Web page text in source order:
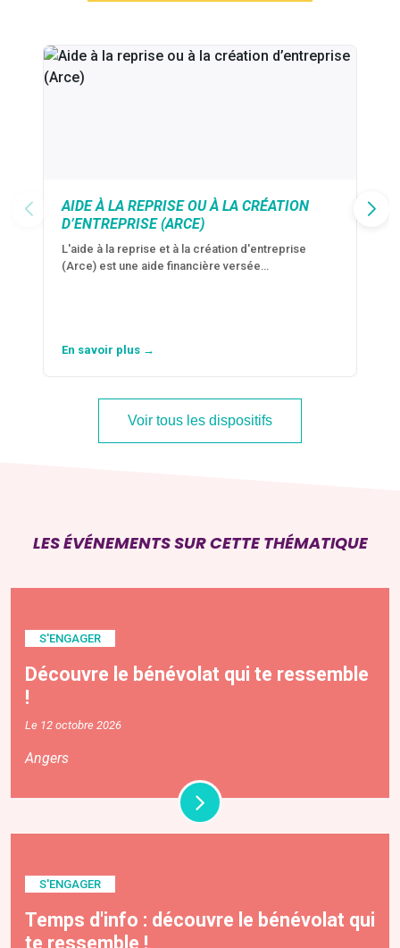
AIDE À LA REPRISE OU À LA CRÉATION
D’ENTREPRISE (ARCE)
L'aide à la reprise et à la création d'entreprise
(Arce) est une aide financière versée…
En savoir plus →
Voir tous les dispositifs
LES ÉVÉNEMENTS SUR CETTE THÉMATIQUE
S'ENGAGER
Découvre le bénévolat qui te ressemble
!
Le 12 octobre 2026
Angers
S'ENGAGER
Temps d'info : découvre le bénévolat qui
te ressemble !